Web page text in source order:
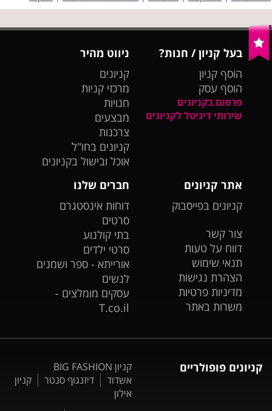
בעל קניון / חנות?
הוסף קניון
הוסף עסק
פרסום בקניונים
שירותי דיגיטל לקניונים
ניווט מהיר
קניונים
מרכזי קניות
חנויות
מבצעים
צרכנות
קניונים בחו"ל
אוכל ובישול בקניונים
אתר קניונים
קניונים בפייסבוק
צור קשר
דווח על טעות
תנאי שימוש
הצהרת נגישות
מדיניות פרטיות
משרות באתר
חברים שלנו
דוחות אינסטגרם
סרטים
בתי קולנוע
סרטי ילדים
אורייתא - ספר ושמנים
לנשים
עסקים מומלצים -
T.co.il
קניונים פופולריים
קניון BIG FASHION
אשדוד
דיזנגוף סנטר
קניון
אילון